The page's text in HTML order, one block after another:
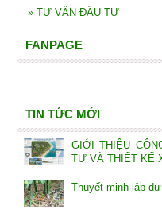
» TƯ VẤN ĐẦU TƯ
FANPAGE
TIN TỨC MỚI
GIỚI THIỆU
TƯ VÀ THIẾT KẾ
Thuyết minh lập